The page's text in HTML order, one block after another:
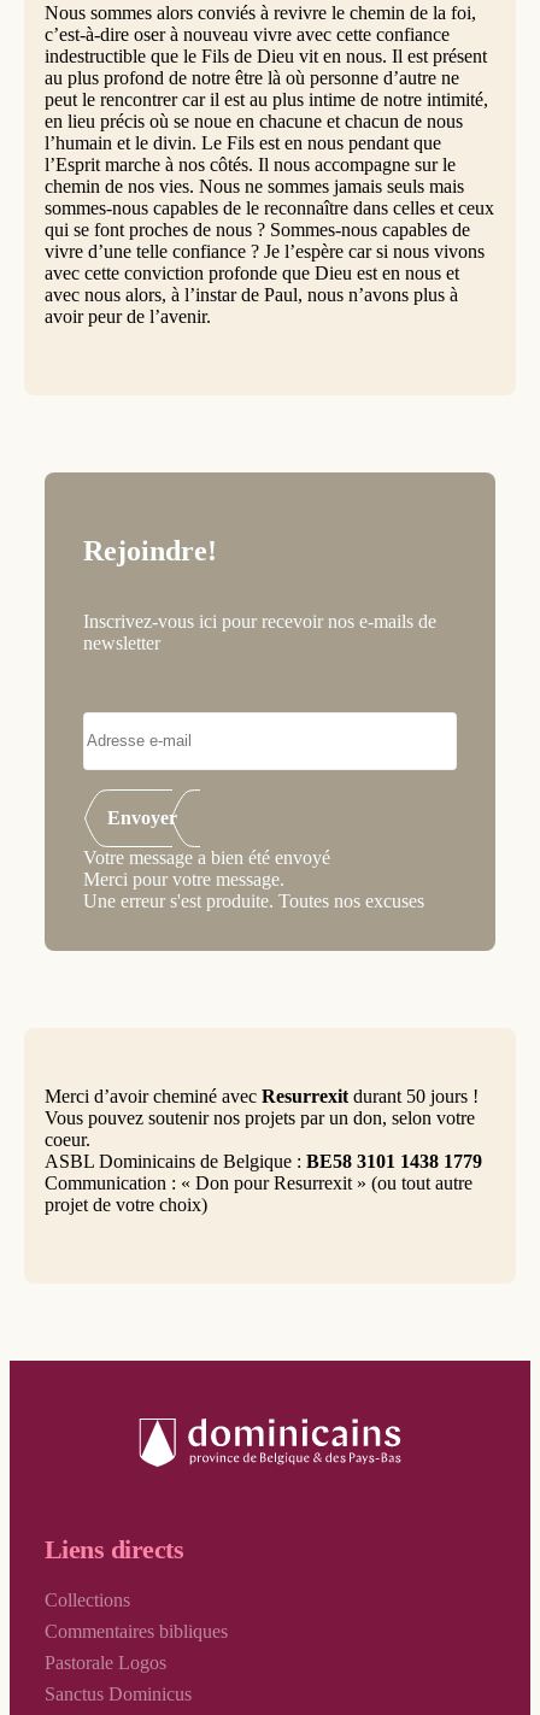
Nous sommes alors conviés à revivre le chemin de la foi,
c’est-à-dire oser à nouveau vivre avec cette confiance
indestructible que le Fils de Dieu vit en nous. Il est présent
au plus profond de notre être là où personne d’autre ne
peut le rencontrer car il est au plus intime de notre intimité,
en lieu précis où se noue en chacune et chacun de nous
l’humain et le divin. Le Fils est en nous pendant que
l’Esprit marche à nos côtés. Il nous accompagne sur le
chemin de nos vies. Nous ne sommes jamais seuls mais
sommes-nous capables de le reconnaître dans celles et ceux
qui se font proches de nous ? Sommes-nous capables de
vivre d’une telle confiance ? Je l’espère car si nous vivons
avec cette conviction profonde que Dieu est en nous et
avec nous alors, à l’instar de Paul, nous n’avons plus à
avoir peur de l’avenir.
Rejoindre!
Inscrivez-vous ici pour recevoir nos e-mails de
newsletter
Envoyer
Votre message a bien été envoyé
Merci pour votre message.
Une erreur s'est produite. Toutes nos excuses
Merci d’avoir cheminé avec Resurrexit durant 50 jours !
Vous pouvez soutenir nos projets par un don, selon votre
coeur.
ASBL Dominicains de Belgique : BE58 3101 1438 1779
Communication : « Don pour Resurrexit » (ou tout autre
projet de votre choix)
Liens directs
Collections
Commentaires bibliques
Pastorale Logos
Sanctus Dominicus